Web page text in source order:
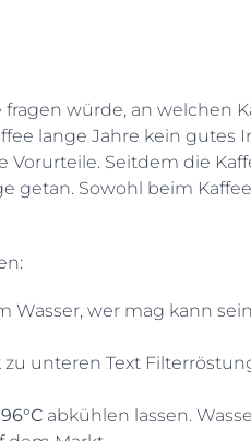
würde, an welchen
lange Jahre kein gutes
Vorurteile. Seitdem die
getan. Sowohl beim
wer mag kann
unteren Text
abkühlen lassen.